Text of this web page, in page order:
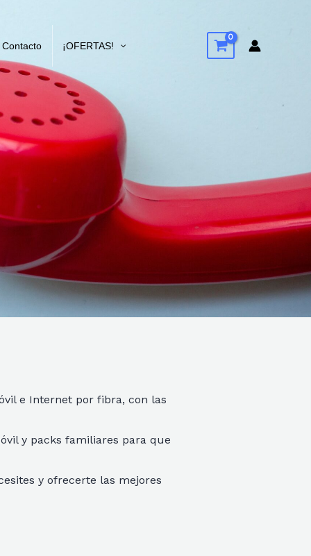
Contacto ¡OFERTAS!
e Internet por fibra, con las
y packs familiares para que
y ofrecerte las mejores